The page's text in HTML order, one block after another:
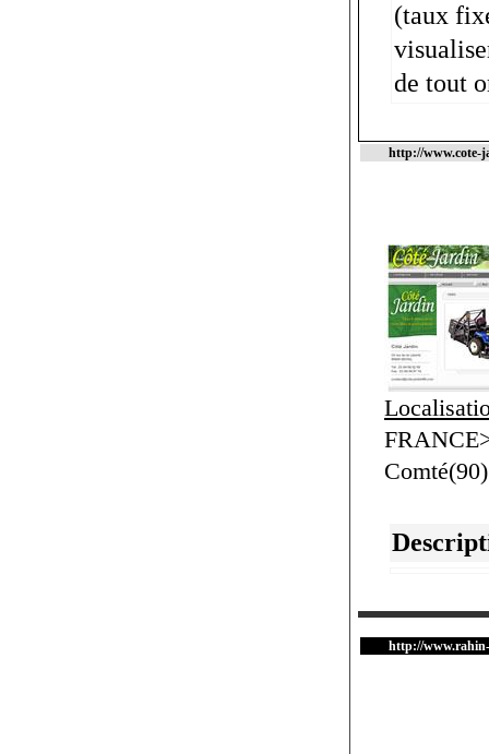
(taux
de tout
http://www.cote-
http://